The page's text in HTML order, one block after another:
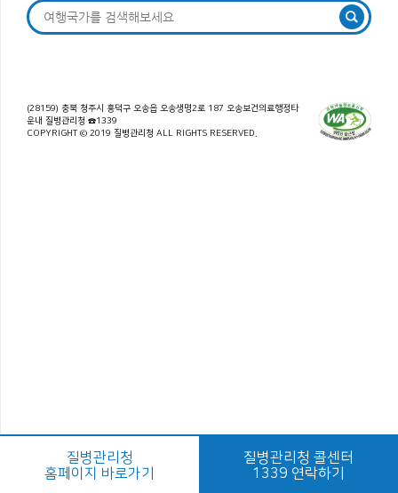
(28159) 충북 청주시 흥덕구 오송읍 오송생명2로 187 오송보건의료행정타
운내 질병관리청 ☎1339
COPYRIGHT © 2019 질병관리청 ALL RIGHTS RESERVED.
질병관리청
홈페이지 바로가기
질병관리청 콜센터
1339 연락하기